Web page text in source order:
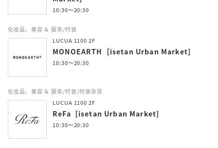
10:30～20:30
化妆品、美容 ＆ 服务/时装
LUCUA 1100 2F
MONOEARTH［isetan Urban Market］
10:30～20:30
化妆品、美容 ＆ 服务/时装/时装杂货
LUCUA 1100 2F
ReFa［isetan Urban Market］
10:30～20:30